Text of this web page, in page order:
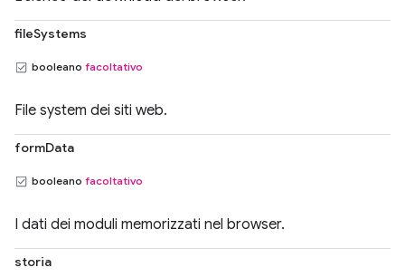
fileSystems
booleano facoltativo
File system dei siti web.
formData
booleano facoltativo
I dati dei moduli memorizzati nel browser.
storia